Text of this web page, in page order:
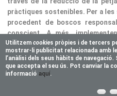
procedent de boscos
conscient. A més,
residus i optimitzar
responsabilitat ecològica.
Copyright © 2025
Responsive
Utilitzemcookies pròpies i de tercers
mostrar-li publicitat relacionada amb
l’anàlisi dels seus hàbits de
que accepta el seu ús. Pot canviar la
informació aquí.